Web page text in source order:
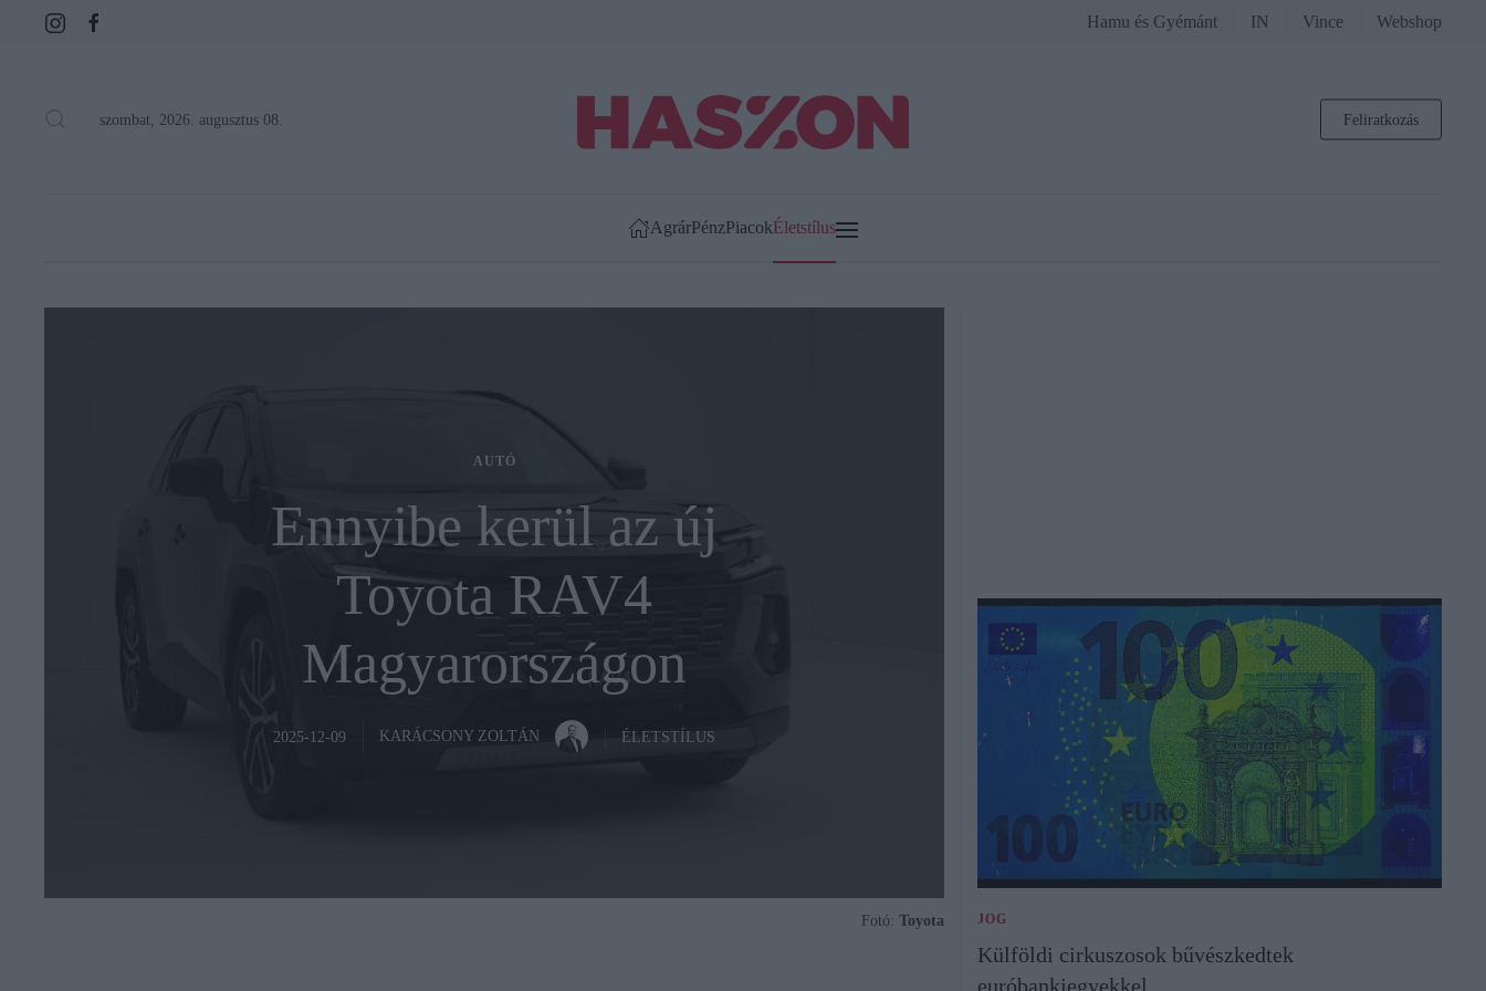
Hamu és Gyémánt IN Vince Webshop
szombat, 2026. augusztus 08. Feliratkozás
AgrárPénzPiacokÉletstílus
AUTÓ
Ennyibe kerül az új
Toyota RAV4
Magyarországon
2025-12-09 KARÁCSONY ZOLTÁN ÉLETSTÍLUS
Fotó: Toyota JOG
Külföldi cirkuszosok bűvészkedtek
euróbankjegyekkel